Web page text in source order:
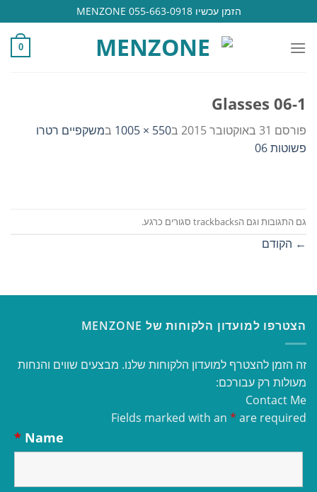
to
content
הזמן עכשיו 055-663-0918 MENZONE
0
Glasses 06-1
פורסם 31 באוקטובר 2015 ב550 × 1005 במשקפיים רטרו
פשוטות 06
גם התגובות וגם הtrackbacks סגורים כרגע.
← הקודם
הצטרפו למועדון הלקוחות של MENZONE
זה הזמן להצטרף למועדון הלקוחות שלנו. מבצעים שווים והנחות
מעולות רק עבורכם:
Contact Me
Fields marked with an * are required
Name
*